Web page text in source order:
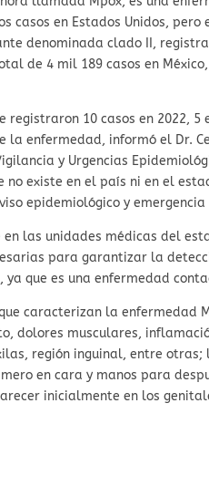
casos en Estados Unidos,
denominada clado II,
de 4 mil 189 casos en
registraron 10 casos en 2022,
la enfermedad, informó el Dr.
y Urgencias
no existe en el país ni en el
epidemiológico y
en las unidades médicas del
para garantizar la
que es una enfermedad
caracterizan la enfermedad
dolores musculares,
región inguinal, entre otras;
en cara y manos para
inicialmente en los